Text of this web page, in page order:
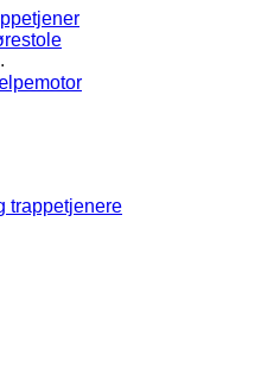
trappetjenere